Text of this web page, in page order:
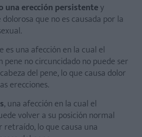
una erección persistentey
que no es causada por la
es una afección en la cual el
pene no circuncidado no puede ser
del pene, lo que causa dolor
erecciones.
, una afección en la cual el
volver a su posición normal
retraído, lo que causa una